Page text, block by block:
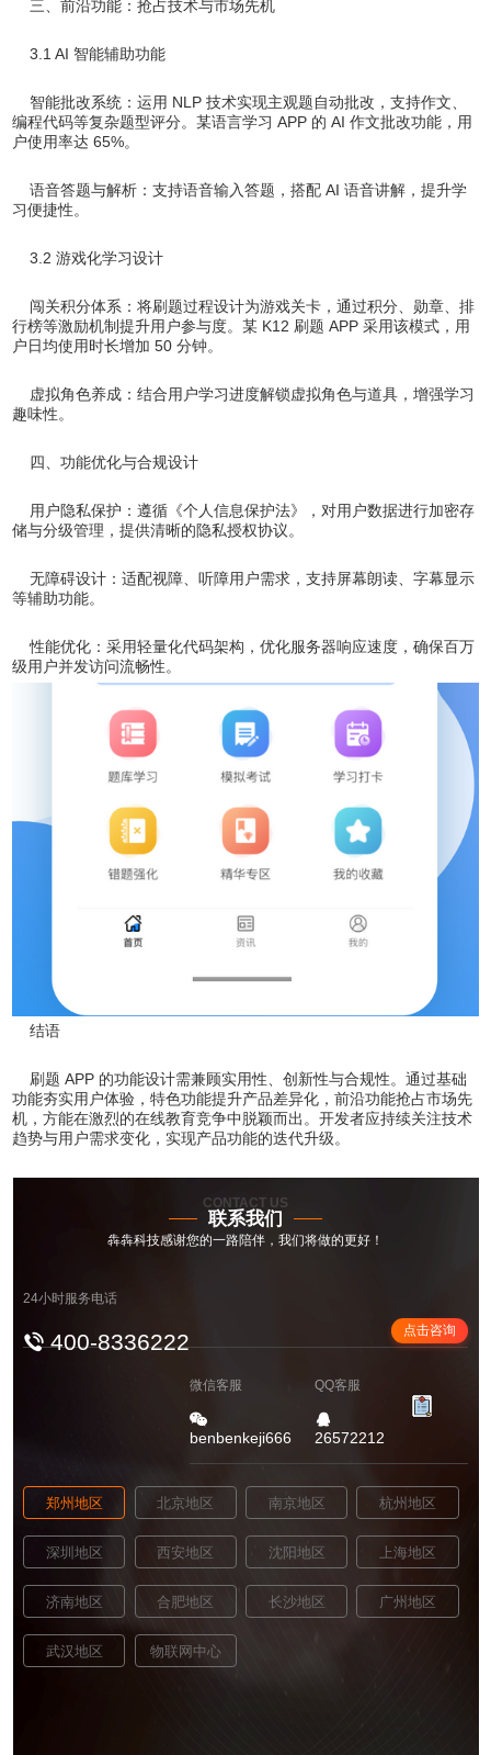
三、前沿功能：抢占技术与市场先机
3.1 AI 智能辅助功能
智能批改系统：运用 NLP 技术实现主观题自动批改，支持作文、
编程代码等复杂题型评分。某语言学习 APP 的 AI 作文批改功能，用
户使用率达 65%。
语音答题与解析：支持语音输入答题，搭配 AI 语音讲解，提升学
习便捷性。
3.2 游戏化学习设计
闯关积分体系：将刷题过程设计为游戏关卡，通过积分、勋章、排
行榜等激励机制提升用户参与度。某 K12 刷题 APP 采用该模式，用
户日均使用时长增加 50 分钟。
虚拟角色养成：结合用户学习进度解锁虚拟角色与道具，增强学习
趣味性。
四、功能优化与合规设计
用户隐私保护：遵循《个人信息保护法》，对用户数据进行加密存
储与分级管理，提供清晰的隐私授权协议。
无障碍设计：适配视障、听障用户需求，支持屏幕朗读、字幕显示
等辅助功能。
性能优化：采用轻量化代码架构，优化服务器响应速度，确保百万
级用户并发访问流畅性。
结语
刷题 APP 的功能设计需兼顾实用性、创新性与合规性。通过基础
功能夯实用户体验，特色功能提升产品差异化，前沿功能抢占市场先
机，方能在激烈的在线教育竞争中脱颖而出。开发者应持续关注技术
趋势与用户需求变化，实现产品功能的迭代升级。
CONTACT US
联系我们
犇犇科技感谢您的一路陪伴，我们将做的更好！
24小时服务电话
400-8336222 点击咨询
微信客服
benbenkeji666
QQ客服
26572212
郑州地区 北京地区 南京地区 杭州地区
深圳地区 西安地区 沈阳地区 上海地区
济南地区 合肥地区 长沙地区 广州地区
武汉地区 物联网中心